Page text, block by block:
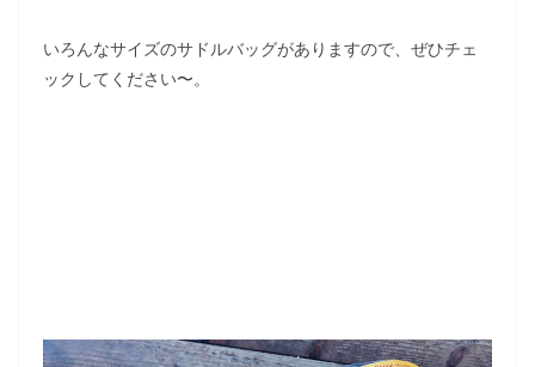
いろんなサイズのサドルバッグがありますので、ぜひチェ
ックしてください〜。